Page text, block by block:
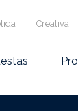
Creativa